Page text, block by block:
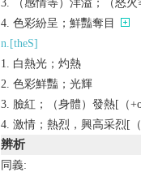
（感情等）洋溢；（怒
色彩紛呈；鮮豔奪目
n.[theS]
白熱光；灼熱
色彩鮮豔；光輝
臉紅；（身體）發熱[（
激情；熱烈，興高采烈[
辨析
同義: